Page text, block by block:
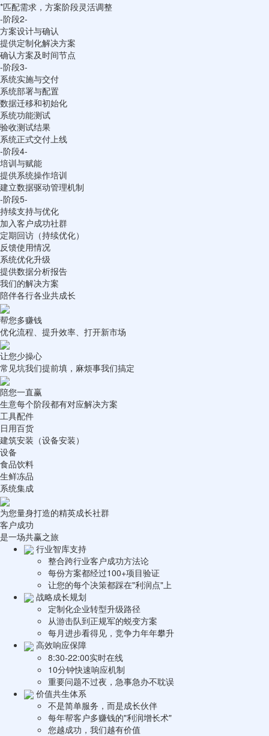
*匹配需求，方案阶段灵活调整
-阶段2-
方案设计与确认
提供定制化解决方案
确认方案及时间节点
-阶段3-
系统实施与交付
系统部署与配置
数据迁移和初始化
系统功能测试
验收测试结果
系统正式交付上线
-阶段4-
培训与赋能
提供系统操作培训
建立数据驱动管理机制
-阶段5-
持续支持与优化
加入客户成功社群
定期回访（持续优化）
反馈使用情况
系统优化升级
提供数据分析报告
我们的解决方案
陪伴各行各业共成长
帮您多赚钱
优化流程、提升效率、打开新市场
让您少操心
常见坑我们提前填，麻烦事我们搞定
陪您一直赢
生意每个阶段都有对应解决方案
工具配件
日用百货
建筑安装（设备安装）
设备
食品饮料
生鲜冻品
系统集成
为您量身打造的精英成长社群
客户成功
是一场共赢之旅
行业智库支持
整合跨行业客户成功方法论
每份方案都经过100+项目验证
让您的每个决策都踩在"利润点"上
战略成长规划
定制化企业转型升级路径
从游击队到正规军的蜕变方案
每月进步看得见，竞争力年年攀升
高效响应保障
8:30-22:00实时在线
10分钟快速响应机制
重要问题不过夜，急事急办不耽误
价值共生体系
不是简单服务，而是成长伙伴
每年帮客户多赚钱的"利润增长术"
您越成功，我们越有价值